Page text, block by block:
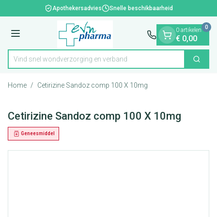
Ga naar de inhoudApothekersadvies Snelle beschikbaarheid
Menu
Product, merk, categorie...
Vind snel wondverzorging en verband Zoek
0 artikelen
€ 0,00
0
Home / Cetirizine Sandoz comp 100 X 10mg
Cetirizine Sandoz comp 100 X 10mg
Geneesmiddel